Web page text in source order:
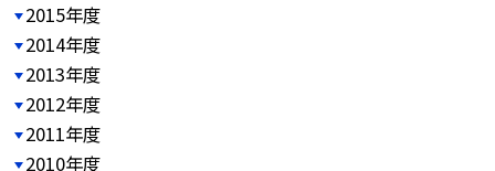
2015年度
2014年度
2013年度
2012年度
2011年度
2010年度